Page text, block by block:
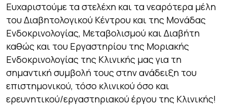
Ευχαριστούμε τα στελέχη και τα νεαρότερα μέλη
του Διαβητολογικού Κέντρου και της Μονάδας
Ενδοκρινολογίας, Μεταβολισμού και Διαβήτη
καθώς και του Εργαστηρίου της Μοριακής
Ενδοκρινολογίας της Κλινικής μας για τη
σημαντική συμβολή τους στην ανάδειξη του
επιστημονικού, τόσο κλινικού όσο και
ερευνητικού/εργαστηριακού έργου της Κλινικής!